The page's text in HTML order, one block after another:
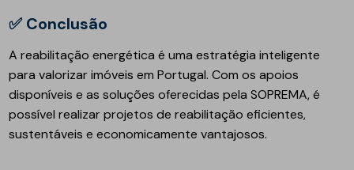
✅ Conclusão
A reabilitação energética é uma estratégia inteligente
para valorizar imóveis em Portugal. Com os apoios
disponíveis e as soluções oferecidas pela SOPREMA, é
possível realizar projetos de reabilitação eficientes,
sustentáveis e economicamente vantajosos.